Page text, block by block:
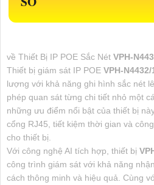
về Thiết Bị IP POE Sắc Nét VPH-
Thiết bị giám sát IP POE VPH-N4432/
lượng với khả năng ghi hình sắc nét
phép quan sát từng chi tiết nhỏ một
những ưu điểm nổi bật của thiết bị
cổng RJ45, tiết kiệm thời gian và
cho thiết bị.
Với công nghệ AI tích hợp, thiết bị
công trình giám sát với khả năng
cách thông minh và hiệu quả. Cùng